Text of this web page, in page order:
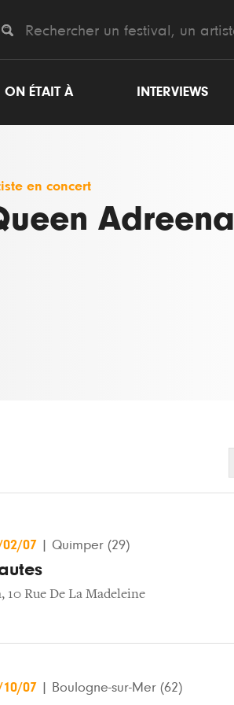
ON ÉTAIT À INTERVIEWS
en concert
Adreena
02/07 Quimper (29)
, 10 Rue De La Madeleine
10/07 Boulogne-sur-Mer (62)